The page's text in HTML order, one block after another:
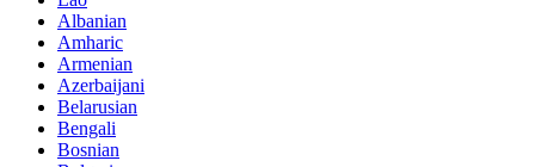
Albanian
Amharic
Armenian
Azerbaijani
Belarusian
Bengali
Bosnian